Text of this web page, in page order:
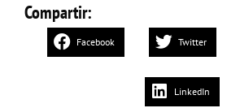
Compartir:
Facebook Twitter
LinkedIn